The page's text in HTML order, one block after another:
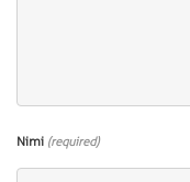
Nimi (required)